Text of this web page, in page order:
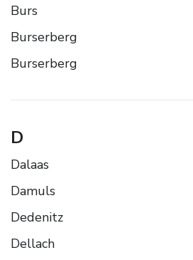
Burs
Burserberg
Burserberg
D
Dalaas
Damuls
Dedenitz
Dellach